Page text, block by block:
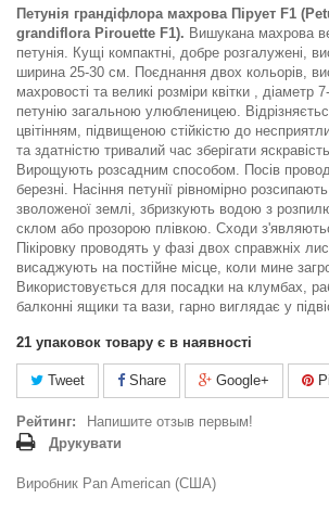
Петунія грандіфлора махрова Пірует F1
grandiflora Pirouette F1). Вишукана махрова
петунія. Кущі компактні, добре розгалужені,
ширина 25-30 см. Поєднання двох кольорів,
махровості та великі розміри квітки ,
петунію загальною улюбленицею.
цвітінням, підвищеною стійкістю до
та здатністю тривалий час зберігати
Вирощують розсадним способом. Посів
березні. Насіння петунії рівномірно
зволоженої землі, збризкують водою з
склом або прозорою плівкою. Сходи
Пікіровку проводять у фазі двох справжніх
висаджують на постійне місце, коли мине
Використовується для посадки на клумбах,
балконні ящики та вази, гарно виглядає у
21 упаковок товару є в наявності
Tweet Share Google+
Рейтинг:
Напишите отзыв первым!
Друкувати
Виробник Pan American (США)